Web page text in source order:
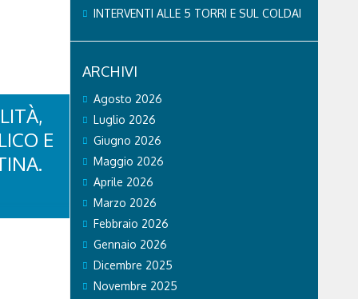
inedito
Music),
E
INTERVENTI ALLE 5 TORRI E SUL COLDAI
ARCHIVI
Agosto 2026
Luglio 2026
Giugno 2026
Maggio 2026
Aprile 2026
Marzo 2026
Febbraio 2026
Gennaio 2026
Dicembre 2025
Novembre 2025